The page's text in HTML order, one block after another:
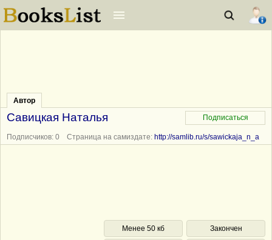
Автор
Савицкая Наталья
Подписчиков: 0 Страница на самиздате: http://samlib.ru/s/sawickaja_n_a
Менее 50 кб Закончен